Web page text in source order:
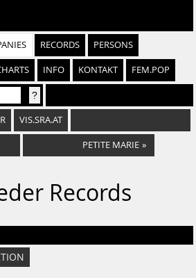
RECORDS PERSONS
INFO KONTAKT FEM.POP
VIS.SRA.AT
PETITE MARIE »
Records